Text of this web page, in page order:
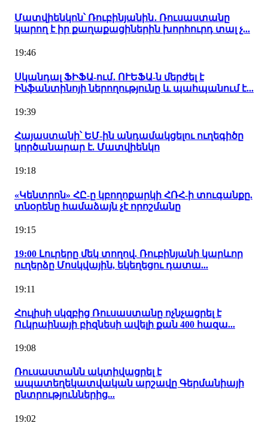
Մատվիենկոն՝ Ռուբինյանին․ Ռուսաստանը
կարող է իր քաղաքացիներին խորհուրդ տալ չ...
19:46
Սկանդալ ՖԻՖԱ-ում․ ՈՒԵՖԱ-ն մերժել է
Ինֆանտինոյի ներողությունը և պահպանում է...
19:39
Հայաստանի՝ ԵՄ-ին անդամակցելու ուղեգիծը
կործանարար է. Մատվիենկո
19:18
«Կենտրոն» ՀԸ-ը կբողոքարկի ՀՌՀ-ի տուգանքը.
տնօրենը համաձայն չէ որոշմանը
19:15
19:00 Լուրերը մեկ տողով. Ռուբինյանի կարևոր
ուղերձը Մոսկվային, եկեղեցու դատա...
19:11
Հուլիսի սկզբից Ռուսաստանը ոչնչացրել է
Ուկրաինայի բիզնեսի ավելի քան 400 հազա...
19:08
Ռուսաստանն ակտիվացրել է
ապատեղեկատվական արշավը Գերմանիայի
ընտրություններից...
19:02